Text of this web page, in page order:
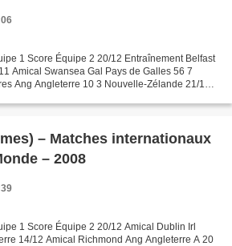
1 Score Équipe 2 20/12 Entraînement Belfast
Amical Swansea Gal Pays de Galles 56 7
Ang Angleterre 10 3 Nouvelle-Zélande 21/11
– Matches internationaux
– 2008
1 Score Équipe 2 20/12 Amical Dublin Irl
14/12 Amical Richmond Ang Angleterre A 20